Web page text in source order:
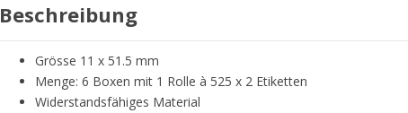
Beschreibung
Grösse 11 x 51.5 mm
Menge: 6 Boxen mit 1 Rolle à 525 x 2 Etiketten
Widerstandsfähiges Material